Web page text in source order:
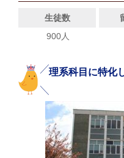
生徒数
900人
理系科目に特化